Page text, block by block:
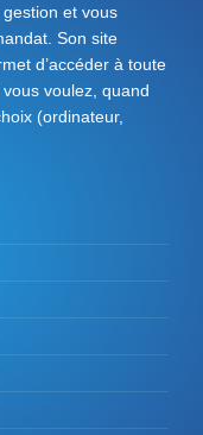
et vous
Son site
d’accéder à toute
voulez, quand
(ordinateur,